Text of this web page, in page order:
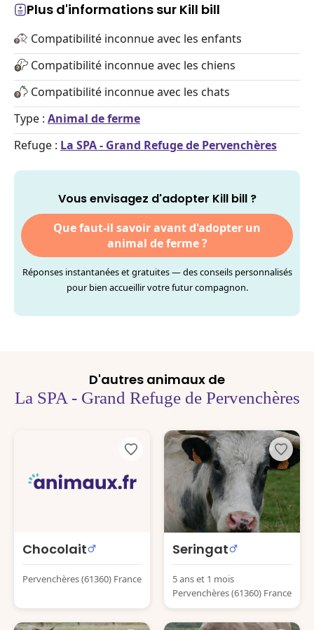
Plus d'informations sur Kill bill
Compatibilité inconnue avec les enfants
Compatibilité inconnue avec les chiens
Compatibilité inconnue avec les chats
Type : Animal de ferme
Refuge : La SPA - Grand Refuge de Pervenchères
Vous envisagez d'adopter Kill bill ?
Que faut-il savoir avant d'adopter un
animal de ferme ?
Réponses instantanées et gratuites — des conseils personnalisés
pour bien accueillir votre futur compagnon.
D'autres animaux de
La SPA - Grand Refuge de Pervenchères
Chocolait
Pervenchères (61360) France
Seringat
5 ans et 1 mois
Pervenchères (61360) France